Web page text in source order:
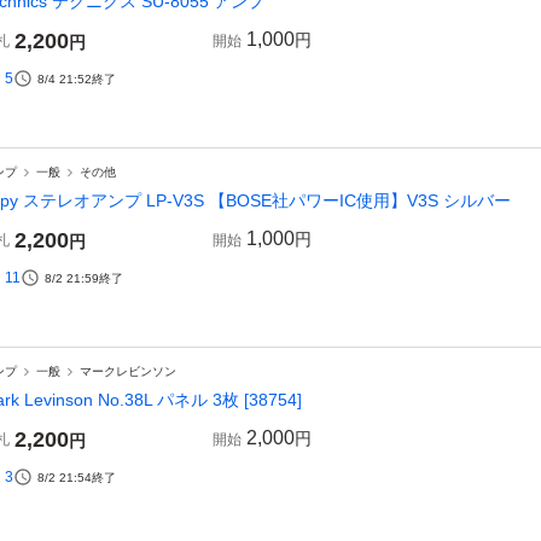
2,200円 開始 1,000円
5 8/4 21:52終了
プ 一般 その他
ステレオアンプ LP-V3S 【BOSE社パワーIC使用】V3S シルバー
2,200円 開始 1,000円
11 8/2 21:59終了
プ 一般 マークレビンソン
Levinson No.38L パネル 3枚 [38754]
2,200円 開始 2,000円
3 8/2 21:54終了